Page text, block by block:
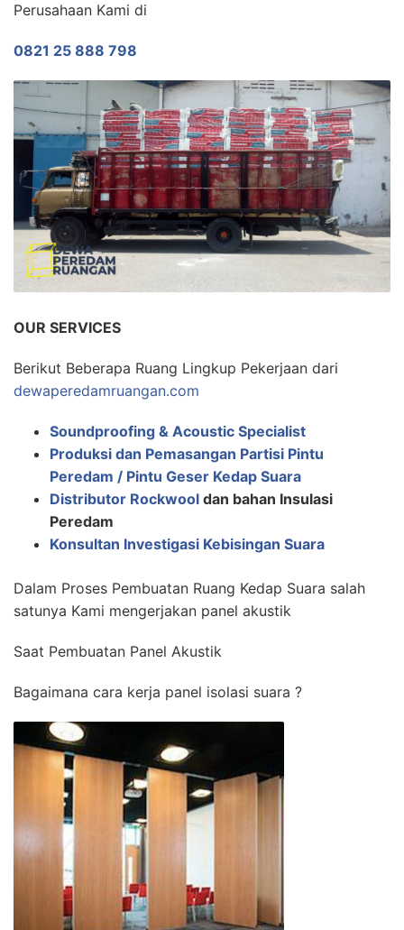
Perusahaan Kami di
0821 25 888 798
OUR SERVICES
Berikut Beberapa Ruang Lingkup Pekerjaan dari
dewaperedamruangan.com
Soundproofing & Acoustic Specialist
Produksi dan Pemasangan Partisi Pintu
Peredam / Pintu Geser Kedap Suara
Distributor Rockwool dan bahan Insulasi
Peredam
Konsultan Investigasi Kebisingan Suara
Dalam Proses Pembuatan Ruang Kedap Suara salah
satunya Kami mengerjakan panel akustik
Saat Pembuatan Panel Akustik
Bagaimana cara kerja panel isolasi suara ?